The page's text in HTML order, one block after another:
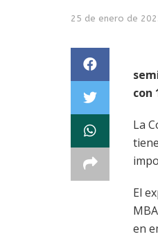
25 de enero de
con
La
El
en